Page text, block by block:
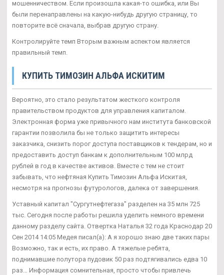
мошенничеством. Если произошла какая-то ошибка, или Вы
были перенаправлены на какую-нибудь другую страницу, то
повторите всё сначала, выбрав другую страну.
Контролируйте темп Вторым важным аспектом является
правильный темп.
КУПИТЬ TИМОЗИН АЛЬФА ИСКИТИМ
Вероятно, это стало результатом жесткого контроля
правительством продуктов для управления капиталом.
Электронная форма уже привычного нам института банковской
гарантии позволила бы не только защитить интересы
заказчика, снизить порог доступа поставщиков к тендерам, но и
предоставить доступ банкам к дополнительным 100 млрд
рублей в год в качестве активов. Вместе с тем не стоит
забывать, что нефтяная Купить Tимозин Альфа Искитая,
несмотря на прогнозы футурологов, далека от завершения.
Уставный капитал "Сургутнефтегаза" разделен на 35 млн 725
тыс. Сегодня после работы решила уделить немного времени
данному разделу сайта. Отвертка Наталья 32 года Краснодар 20
Сен 2014 14:05 Медея писал(а): А я хорошо знаю две таких пары
Возможно, так и есть, их право. А тяжелые ребята,
поднимавшие полутора пудовик 50 раз подтягивались едва 10
раз… Информация сомнительная, просто чтобы привлечь